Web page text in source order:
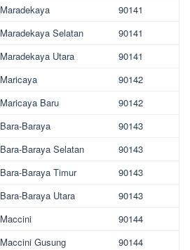
Maradekaya
90141
Maradekaya Selatan
90141
Maradekaya Utara
90141
Maricaya
90142
Maricaya Baru
90142
Bara-Baraya
90143
Bara-Baraya Selatan
90143
Bara-Baraya Timur
90143
Bara-Baraya Utara
90143
Maccini
90144
Maccini Gusung
90144